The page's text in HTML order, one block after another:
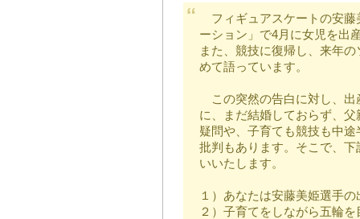
フィギュアスケートの安藤
ーション」で4月に女児を出
また、競技に復帰し、来年
めて語っています。
この突然の告白に対し、出
に、まだ結婚しておらず、
疑問や、子育ても競技も中
批判もあります。そこで、
いいたします。
１）あなたは安藤美姫選手
２）子育てをしながら五輪